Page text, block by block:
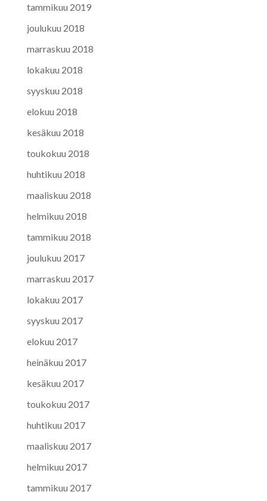
tammikuu 2019
joulukuu 2018
marraskuu 2018
lokakuu 2018
syyskuu 2018
elokuu 2018
kesäkuu 2018
toukokuu 2018
huhtikuu 2018
maaliskuu 2018
helmikuu 2018
tammikuu 2018
joulukuu 2017
marraskuu 2017
lokakuu 2017
syyskuu 2017
elokuu 2017
heinäkuu 2017
kesäkuu 2017
toukokuu 2017
huhtikuu 2017
maaliskuu 2017
helmikuu 2017
tammikuu 2017